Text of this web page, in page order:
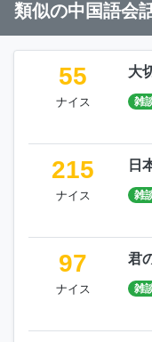
類似の中国語会
55
ナイス
大
雑
215
ナイス
日
雑
97
ナイス
君
雑